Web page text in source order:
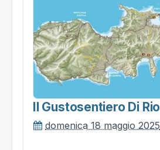
Il Gustosentiero Di Rio
domenica 18 maggio 2025